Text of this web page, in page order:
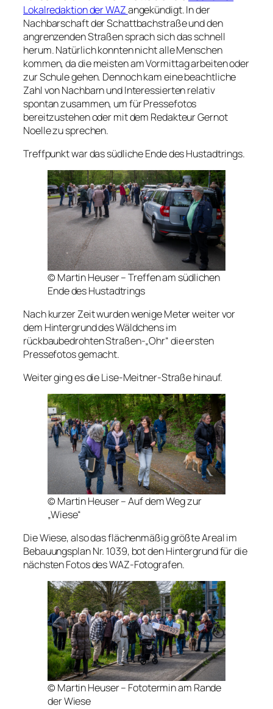
Lokalredaktion der WAZangekündigt. In der
Nachbarschaft der Schattbachstraße und den
angrenzenden Straßen sprach sich das schnell
herum. Natürlich konnten nicht alle Menschen
kommen, da die meisten am Vormittag arbeiten oder
zur Schule gehen. Dennoch kam eine beachtliche
Zahl von Nachbarn und Interessierten relativ
spontan zusammen, um für Pressefotos
bereitzustehen oder mit dem Redakteur Gernot
Noelle zu sprechen.
Treffpunkt war das südliche Ende des Hustadtrings.
© Martin Heuser – Treffen am südlichen
Ende des Hustadtrings
Nach kurzer Zeit wurden wenige Meter weiter vor
dem Hintergrund des Wäldchens im
rückbaubedrohten Straßen-„Ohr“ die ersten
Pressefotos gemacht.
Weiter ging es die Lise-Meitner-Straße hinauf.
© Martin Heuser – Auf dem Weg zur
„Wiese“
Die Wiese, also das flächenmäßig größte Areal im
Bebauungsplan Nr. 1039, bot den Hintergrund für die
nächsten Fotos des WAZ-Fotografen.
© Martin Heuser – Fototermin am Rande
der Wiese